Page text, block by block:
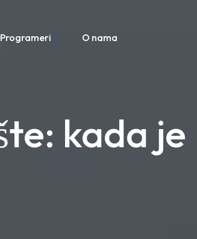
Programeri O nama
kada je